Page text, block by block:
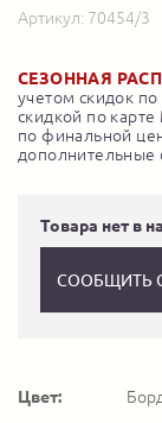
Артикул: 70454/3
СЕЗОННАЯ
учетом скидок
скидкой по
по финальной
дополнительные
Товара нет в
СООБЩИТЬ
Цвет: